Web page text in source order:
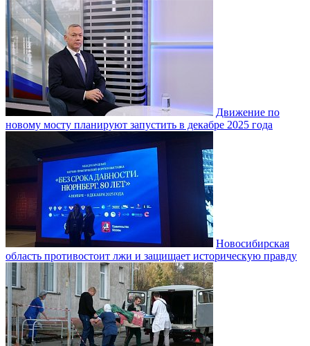
Движение по
новому мосту планируют запустить в декабре 2025 года
Новосибирская
область противостоит лжи и защищает историческую правду